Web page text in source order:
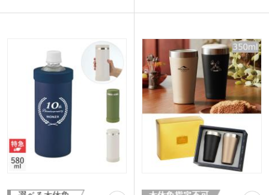
ぎ、ストローもさしやすいのが嬉しいで
ィスでの使用にも適しています。内面は
傷や汚れが目立ちにくいマット塗装。蓋
は分解して洗えて、いつも清潔に保てま
す。出勤前のテイクアウトドリンクもマ
イタンブラーに入れて、サステナブルな
1色またはレーザー彫刻で印刷ができま
す。ワンポイントでロゴを印刷できるパ
ッド印刷、デザインを大きく印刷できる
回転シルク印刷のほか、高級感あふれる
レーザー彫刻もおすすめです。安心と実
績のある象印ブランドは、特別な周年記
念品やオープン記念品に人気です。
か。